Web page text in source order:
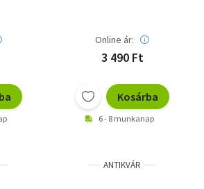
Online ár:
3 490 Ft
Kosárba
6 - 8 munkanap
ANTIKVÁR